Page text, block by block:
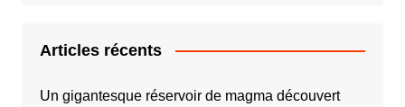
Articles récents
Un gigantesque réservoir de magma découvert